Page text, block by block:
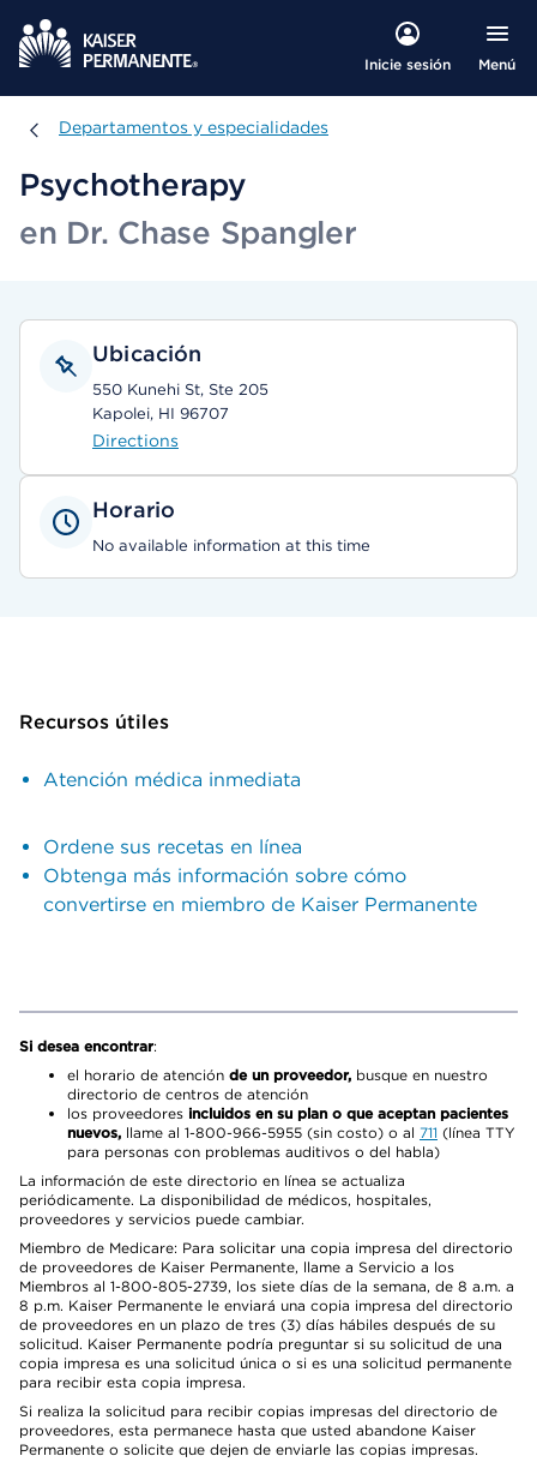
Inicie sesión Menú
Departamentos y especialidades
Departamentos y especialidades
Psychotherapy
en Dr. Chase Spangler
Ubicación
550 Kunehi St, Ste 205
Kapolei, HI 96707
Directions
Horario
No available information at this time
Recursos útiles
Atención médica inmediata
Ordene sus recetas en línea
Obtenga más información sobre cómo
convertirse en miembro de Kaiser Permanente
Si desea encontrar:
el horario de atención de un proveedor, busque en nuestro
directorio de centros de atención
los proveedores incluidos en su plan o que aceptan pacientes
nuevos, llame al 1-800-966-5955 (sin costo) o al 711 (línea TTY
para personas con problemas auditivos o del habla)
La información de este directorio en línea se actualiza
periódicamente. La disponibilidad de médicos, hospitales,
proveedores y servicios puede cambiar.
Miembro de Medicare: Para solicitar una copia impresa del directorio
de proveedores de Kaiser Permanente, llame a Servicio a los
Miembros al 1-800-805-2739, los siete días de la semana, de 8 a.m. a
8 p.m. Kaiser Permanente le enviará una copia impresa del directorio
de proveedores en un plazo de tres (3) días hábiles después de su
solicitud. Kaiser Permanente podría preguntar si su solicitud de una
copia impresa es una solicitud única o si es una solicitud permanente
para recibir esta copia impresa.
Si realiza la solicitud para recibir copias impresas del directorio de
proveedores, esta permanece hasta que usted abandone Kaiser
Permanente o solicite que dejen de enviarle las copias impresas.